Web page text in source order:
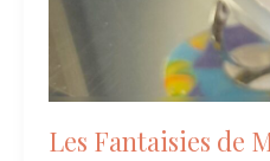
Les Fantaisies de